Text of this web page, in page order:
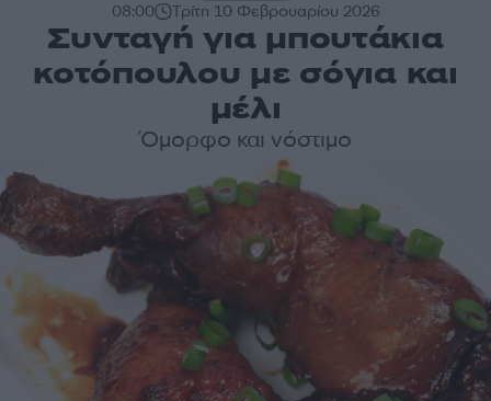
08:00 Τρίτη 10 Φεβρουαρίου 2026
Συνταγή για μπουτάκια
κοτόπουλου με σόγια και
μέλι
Όμορφο και νόστιμο